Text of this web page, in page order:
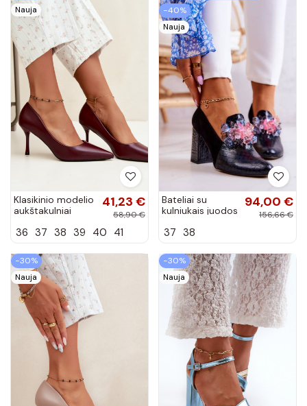
Nauja
Klasikinio modelio
aukštakulniai
dirbtinės odos,
Nesha
41,23 €
58,90 €
36 37 38 39 40 41
−40%
Nauja
Bateliai su
kulniukais juodos
94,00 €
156,66 €
37 38
−30%
Nauja
−30%
Nauja